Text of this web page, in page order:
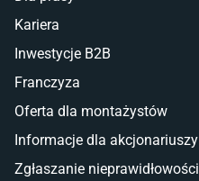
Kariera
Inwestycje B2B
Franczyza
Oferta dla montażystów
Informacje dla akcjonariuszy
Zgłaszanie nieprawidłowości